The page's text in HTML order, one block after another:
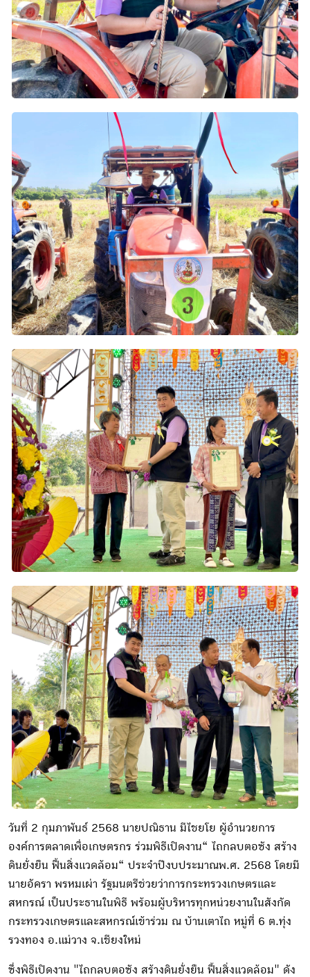
วันที่ 2 กุมภาพันธ์ 2568 นายปณิธาน มีไชยโย ผู้อำนวยการ
องค์การตลาดเพื่อเกษตรกร ร่วมพิธีเปิดงาน“ ไถกลบตอซัง สร้าง
ดินยั่งยืน ฟื้นสิ่งแวดล้อม“ ประจำปีงบประมาณพ.ศ. 2568 โดยมี
นายอัครา พรหมเผ่า รัฐมนตรีช่วยว่าการกระทรวงเกษตรและ
สหกรณ์ เป็นประธานในพิธี พร้อมผู้บริหารทุกหน่วยงานในสังกัด
กระทรวงเกษตรและสหกรณ์เข้าร่วม ณ บ้านเตาไถ หมู่ที่ 6 ต.ทุ่ง
รวงทอง อ.แม่วาง จ.เชียงใหม่
ซึ่งพิธีเปิดงาน "ไถกลบตอซัง สร้างดินยั่งยืน ฟื้นสิ่งแวดล้อม" ดัง